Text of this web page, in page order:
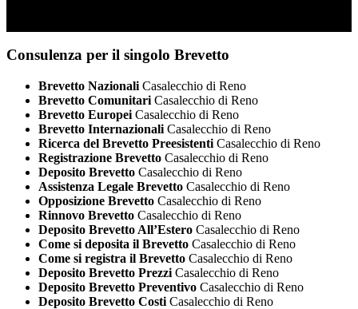
Consulenza per il singolo Brevetto
Brevetto Nazionali Casalecchio di Reno
Brevetto Comunitari Casalecchio di Reno
Brevetto Europei Casalecchio di Reno
Brevetto Internazionali Casalecchio di Reno
Ricerca del Brevetto Preesistenti Casalecchio di Reno
Registrazione Brevetto Casalecchio di Reno
Deposito Brevetto Casalecchio di Reno
Assistenza Legale Brevetto Casalecchio di Reno
Opposizione Brevetto Casalecchio di Reno
Rinnovo Brevetto Casalecchio di Reno
Deposito Brevetto All’Estero Casalecchio di Reno
Come si deposita il Brevetto Casalecchio di Reno
Come si registra il Brevetto Casalecchio di Reno
Deposito Brevetto Prezzi Casalecchio di Reno
Deposito Brevetto Preventivo Casalecchio di Reno
Deposito Brevetto Costi Casalecchio di Reno